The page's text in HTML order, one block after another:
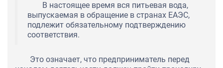
В настоящее время вся питьевая вода,
выпускаемая в обращение в странах ЕАЭС,
подлежит обязательному подтверждению
соответствия.
Это означает, что предприниматель перед